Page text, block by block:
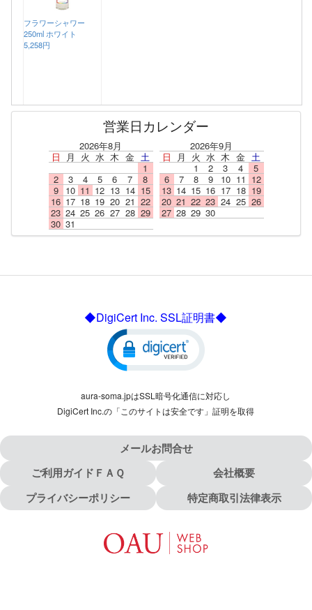
フラワーシャワー
250ml ホワイト
5,258円
営業日カレンダー
2026年8月
日
月 火 水 木 金 土
1
2
3 4 5 6 7
8
9
10 11 12 13 14 15
16 17 18 19 20 21 22
23 24 25 26 27 28 29
30 31
2026年9月
日
月 火 水 木 金 土
1
2 3 4
5
6
7 8 9 10 11 12
13 14 15 16 17 18 19
20 21 22 23 24 25 26
27 28 29 30
◆DigiCert Inc. SSL証明書◆
aura-soma.jpはSSL暗号化通信に対応し
DigiCert Inc.の「このサイトは安全です」証明を取得
メールお問合せ
ご利用ガイドＦＡＱ
会社概要
プライバシーポリシー
特定商取引法律表示